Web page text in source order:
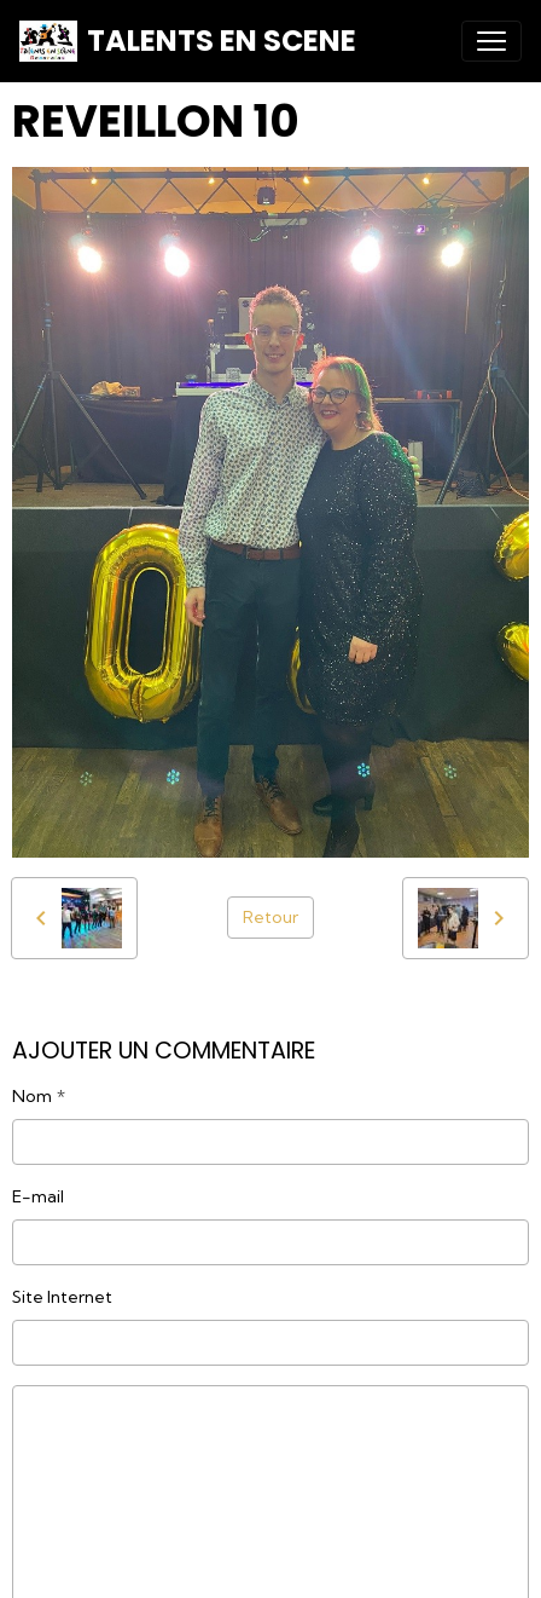
TALENTS EN SCENE
REVEILLON 10
Retour
AJOUTER UN COMMENTAIRE
Nom
E-mail
Site Internet